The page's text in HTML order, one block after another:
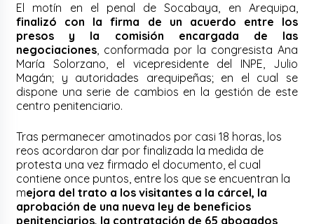
El motín en el penal de Socabaya, en Arequipa,
finalizó con la firma de un acuerdo entre los
presos y la comisión encargada de las
negociaciones, conformada por la congresista Ana
María Solorzano, el vicepresidente del INPE, Julio
Magán; y autoridades arequipeñas; en el cual se
dispone una serie de cambios en la gestión de este
centro penitenciario.
Tras permanecer amotinados por casi 18 horas, los
reos acordaron dar por finalizada la medida de
protesta una vez firmado el documento, el cual
contiene once puntos, entre los que se encuentran la
mejora del trato a los visitantes a la cárcel, la
aprobación de una nueva ley de beneficios
penitenciarios, la contratación de 65 abogados